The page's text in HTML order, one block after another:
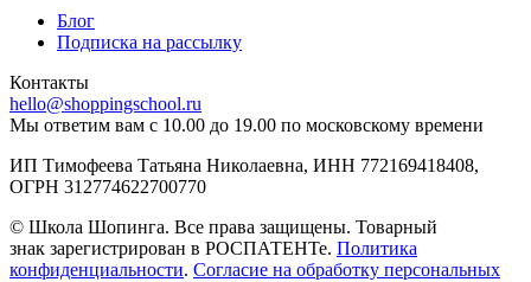
Блог
Подписка на рассылку
Контакты
hello@shoppingschool.ru
Мы ответим вам с 10.00 до 19.00 по московскому времени
ИП Тимофеева Татьяна Николаевна, ИНН 772169418408,
ОГРН 312774622700770
© Школа Шопинга. Все права защищены. Товарный
знак зарегистрирован в РОСПАТЕНТе. Политика
конфиденциальности. Согласие на обработку персональных